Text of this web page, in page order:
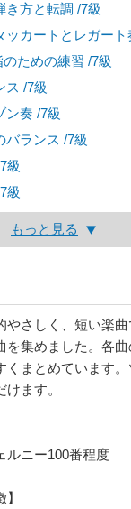
き方と転調 /7級
ッカートとレガート
ための練習 /7級
ス /7級
ン奏 /7級
バランス /7級
級
級
もっと見る
やさしく、短い楽
を集めました。各
くまとめています
ます。
ルニー100番程度